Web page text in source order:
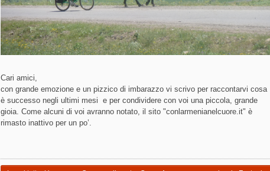
Cari amici,
con grande emozione e un pizzico di imbarazzo vi scrivo per raccontarvi cosa
è successo negli ultimi mesi e per condividere con voi una piccola, grande
gioia. Come alcuni di voi avranno notato, il sito "conlarmenianelcuore.it" è
rimasto inattivo per un po’.